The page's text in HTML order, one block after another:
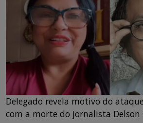
Delegado revela motivo do
com a morte do jornalista Delson